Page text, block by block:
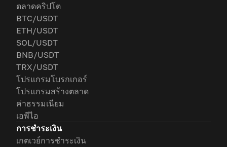
ตลาดคริปโต
BTC/USDT
ETH/USDT
SOL/USDT
BNB/USDT
TRX/USDT
โปรแกรมโบรกเกอร์
โปรแกรมสร้างตลาด
ค่าธรรมเนียม
เอพีไอ
การชำระเงิน
เกตเวย์การชำระเงิน